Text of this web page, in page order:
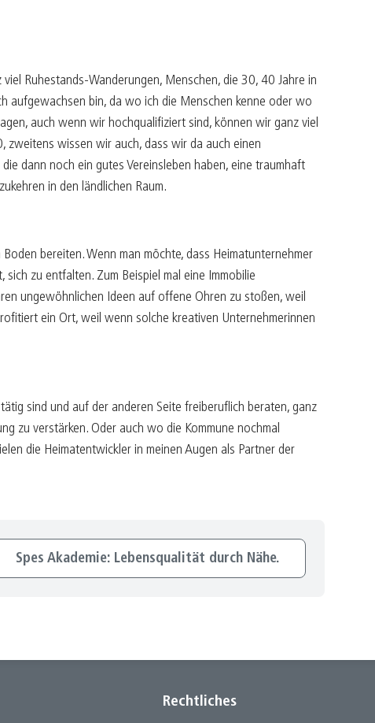
Ruhestands-Wanderungen, Menschen, die 30, 40 Jahre in
aufgewachsen bin, da wo ich die Menschen kenne oder wo
auch wenn wir hochqualifiziert sind, können wir ganz viel
zweitens wissen wir auch, dass wir da auch einen
dann noch ein gutes Vereinsleben haben, eine traumhaft
in den ländlichen Raum.
bereiten. Wenn man möchte, dass Heimatunternehmer
zu entfalten. Zum Beispiel mal eine Immobilie
ungewöhnlichen Ideen auf offene Ohren zu stoßen, weil
ein Ort, weil wenn solche kreativen Unternehmerinnen
sind und auf der anderen Seite freiberuflich beraten, ganz
zu verstärken. Oder auch wo die Kommune nochmal
die Heimatentwickler in meinen Augen als Partner der
Spes Akademie: Lebensqualität durch Nähe.
Rechtliches